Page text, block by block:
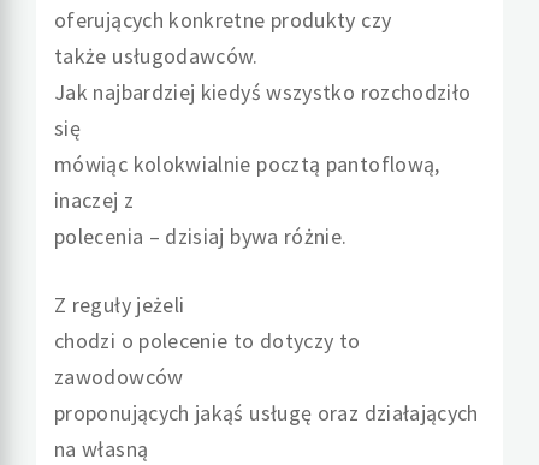
oferujących konkretne produkty czy
także usługodawców.
Jak najbardziej kiedyś wszystko rozchodziło
się
mówiąc kolokwialnie pocztą pantoflową,
inaczej z
polecenia – dzisiaj bywa różnie.
Z reguły jeżeli
chodzi o polecenie to dotyczy to
zawodowców
proponujących jakąś usługę oraz działających
na własną